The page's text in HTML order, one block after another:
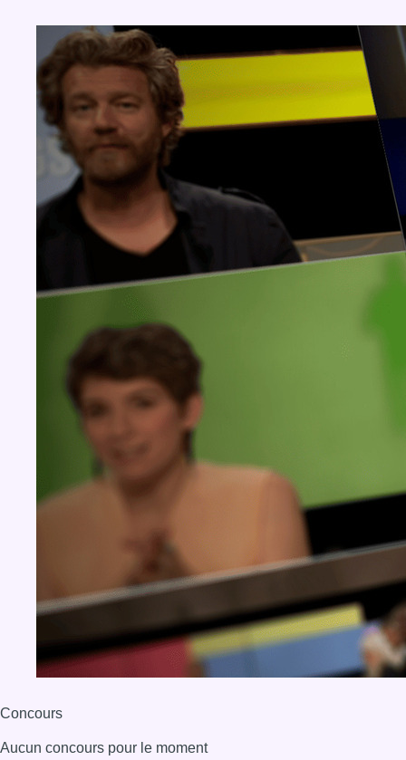
Concours
Aucun concours pour le moment